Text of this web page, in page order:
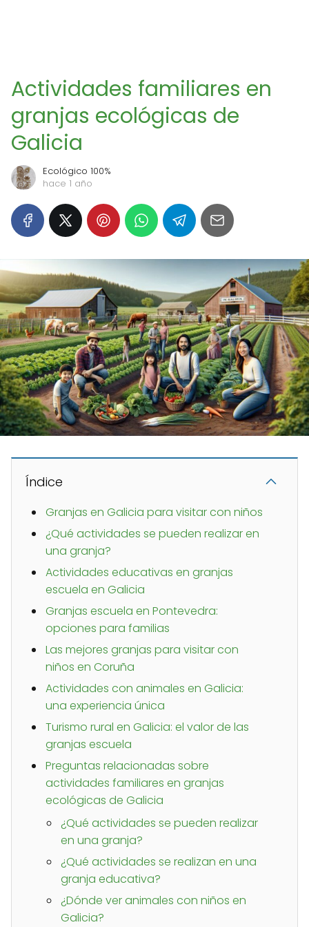
Actividades familiares en
granjas ecológicas de
Galicia
Ecológico 100%
hace 1 año
Índice
Granjas en Galicia para visitar con niños
¿Qué actividades se pueden realizar en
una granja?
Actividades educativas en granjas
escuela en Galicia
Granjas escuela en Pontevedra:
opciones para familias
Las mejores granjas para visitar con
niños en Coruña
Actividades con animales en Galicia:
una experiencia única
Turismo rural en Galicia: el valor de las
granjas escuela
Preguntas relacionadas sobre
actividades familiares en granjas
ecológicas de Galicia
¿Qué actividades se pueden realizar
en una granja?
¿Qué actividades se realizan en una
granja educativa?
¿Dónde ver animales con niños en
Galicia?